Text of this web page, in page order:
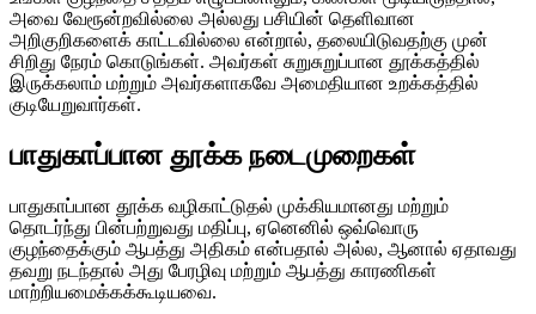
அவை வேரூன்றவில்லை அல்லது பசியின் தெளிவான
அறிகுறிகளைக் காட்டவில்லை என்றால், தலையிடுவதற்கு முன்
சிறிது நேரம் கொடுங்கள். அவர்கள் சுறுசுறுப்பான தூக்கத்தில்
இருக்கலாம் மற்றும் அவர்களாகவே அமைதியான உறக்கத்தில்
குடியேறுவார்கள்.
பாதுகாப்பான தூக்க நடைமுறைகள்
பாதுகாப்பான தூக்க வழிகாட்டுதல் முக்கியமானது மற்றும்
தொடர்ந்து பின்பற்றுவது மதிப்பு, ஏனெனில் ஒவ்வொரு
குழந்தைக்கும் ஆபத்து அதிகம் என்பதால் அல்ல, ஆனால் ஏதாவது
தவறு நடந்தால் அது பேரழிவு மற்றும் ஆபத்து காரணிகள்
மாற்றியமைக்கக்கூடியவை.